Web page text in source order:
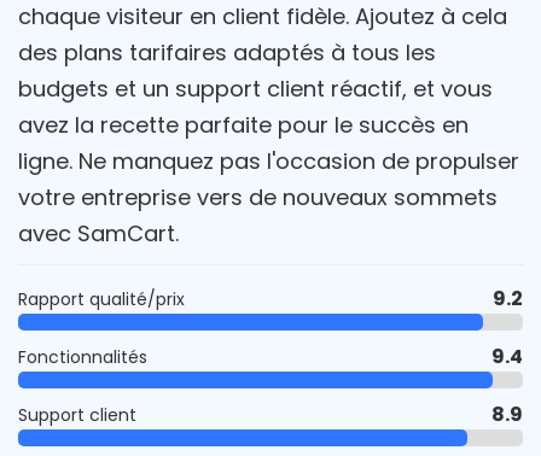
chaque visiteur en client fidèle. Ajoutez à cela
des plans tarifaires adaptés à tous les
budgets et un support client réactif, et vous
avez la recette parfaite pour le succès en
ligne. Ne manquez pas l'occasion de propulser
votre entreprise vers de nouveaux sommets
avec SamCart.
Rapport qualité/prix 9.2
Fonctionnalités 9.4
Support client 8.9